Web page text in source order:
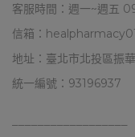
客服時間：週一~週五
信箱：
地址：臺北市北投區振
統一編號：93196937
––––––––––––––––––